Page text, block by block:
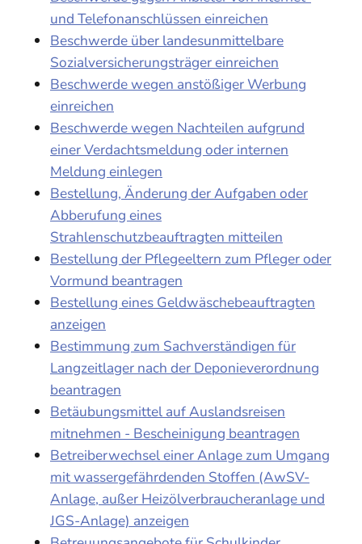
und Telefonanschlüssen einreichen
Beschwerde über landesunmittelbare
Sozialversicherungsträger einreichen
Beschwerde wegen anstößiger Werbung
einreichen
Beschwerde wegen Nachteilen aufgrund
einer Verdachtsmeldung oder internen
Meldung einlegen
Bestellung, Änderung der Aufgaben oder
Abberufung eines
Strahlenschutzbeauftragten mitteilen
Bestellung der Pflegeeltern zum Pfleger oder
Vormund beantragen
Bestellung eines Geldwäschebeauftragten
anzeigen
Bestimmung zum Sachverständigen für
Langzeitlager nach der Deponieverordnung
beantragen
Betäubungsmittel auf Auslandsreisen
mitnehmen - Bescheinigung beantragen
Betreiberwechsel einer Anlage zum Umgang
mit wassergefährdenden Stoffen (AwSV-
Anlage, außer Heizölverbraucheranlage und
JGS-Anlage) anzeigen